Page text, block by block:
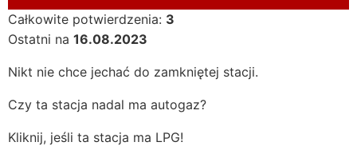
Całkowite potwierdzenia: 3
Ostatni na 16.08.2023
Nikt nie chce jechać do zamkniętej stacji.
Czy ta stacja nadal ma autogaz?
Kliknij, jeśli ta stacja ma LPG!